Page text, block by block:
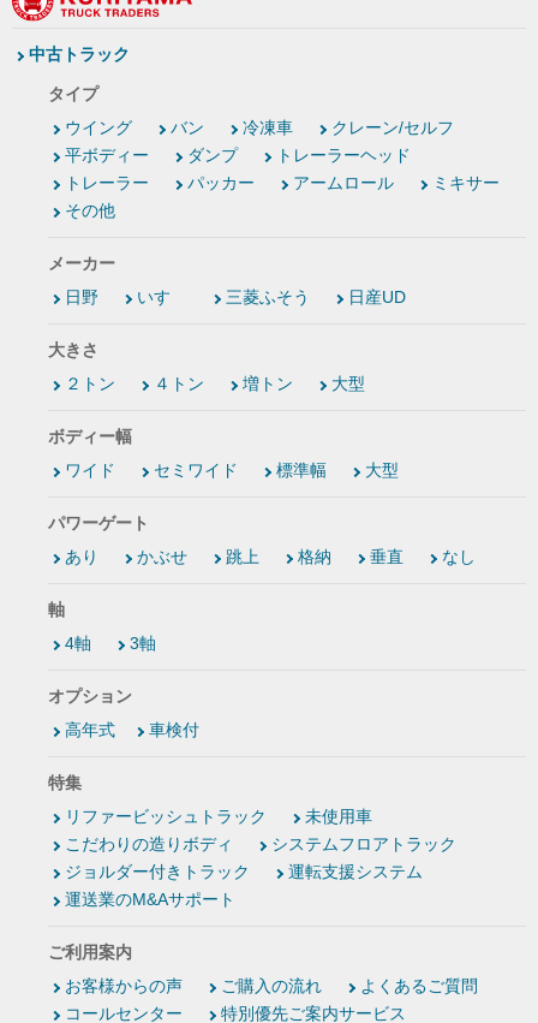
中古トラック
タイプ
ウイング
バン 冷凍車
クレーン/セルフ
平ボディー
ダンプ
トレーラーヘッド
トレーラー
パッカー アームロール
ミキサー
その他
メーカー
日野
いすゞ 三菱ふそう 日産UD
大きさ
２トン
４トン 増トン 大型
ボディー幅
ワイド
セミワイド 標準幅 大型
パワーゲート
あり
かぶせ 跳上 格納 垂直 なし
軸
4軸
3軸
オプション
高年式
車検付
特集
リファービッシュトラック
未使用車
こだわりの造りボディ
システムフロアトラック
ジョルダー付きトラック
運転支援システム
運送業のM&Aサポート
ご利用案内
お客様からの声
ご購入の流れ
よくあるご質問
コールセンター
特別優先ご案内サービス